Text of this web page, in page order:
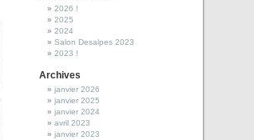
2026 !
2025
2024
Salon Desalpes 2023
2023 !
Archives
janvier 2026
janvier 2025
janvier 2024
avril 2023
janvier 2023